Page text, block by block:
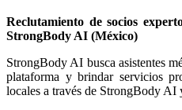
Reclutamiento de socios
StrongBody AI (México)
StrongBody AI busca asistentes
plataforma y brindar servicios
locales a través de StrongBody